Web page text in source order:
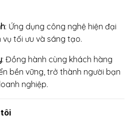
: Ứng dụng công nghệ hiện đại
tối ưu và sáng tạo.
: Đồng hành cùng khách hàng
bền vững, trở thành người bạn
nghiệp.